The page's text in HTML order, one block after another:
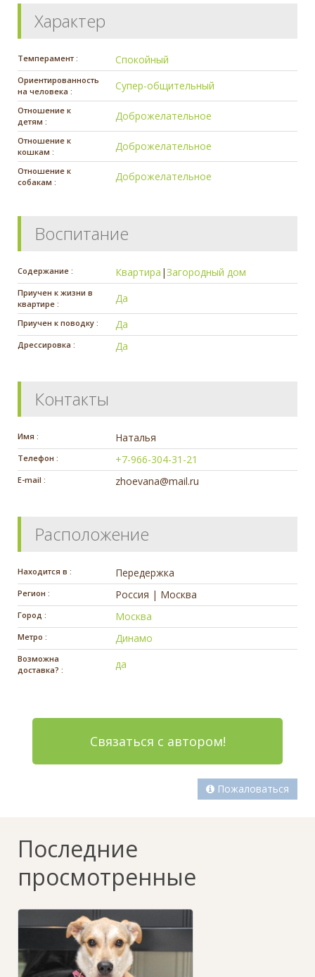
Характер
Темперамент : Спокойный
Ориентированность
на человека :
Супер-общительный
Отношение к
детям :
Доброжелательное
Отношение к
кошкам :
Доброжелательное
Отношение к
собакам :
Доброжелательное
Воспитание
Содержание : Квартира |Загородный дом
Приучен к жизни в
квартире :
Да
Приучен к поводку : Да
Дрессировка : Да
Контакты
Имя : Наталья
Телефон : +7-966-304-31-21
E-mail : zhoevana@mail.ru
Расположение
Находится в : Передержка
Регион : Россия | Москва
Город : Москва
Метро : Динамо
Возможна
доставка? :
да
Связаться с автором!
Пожаловаться
Последние
просмотренные